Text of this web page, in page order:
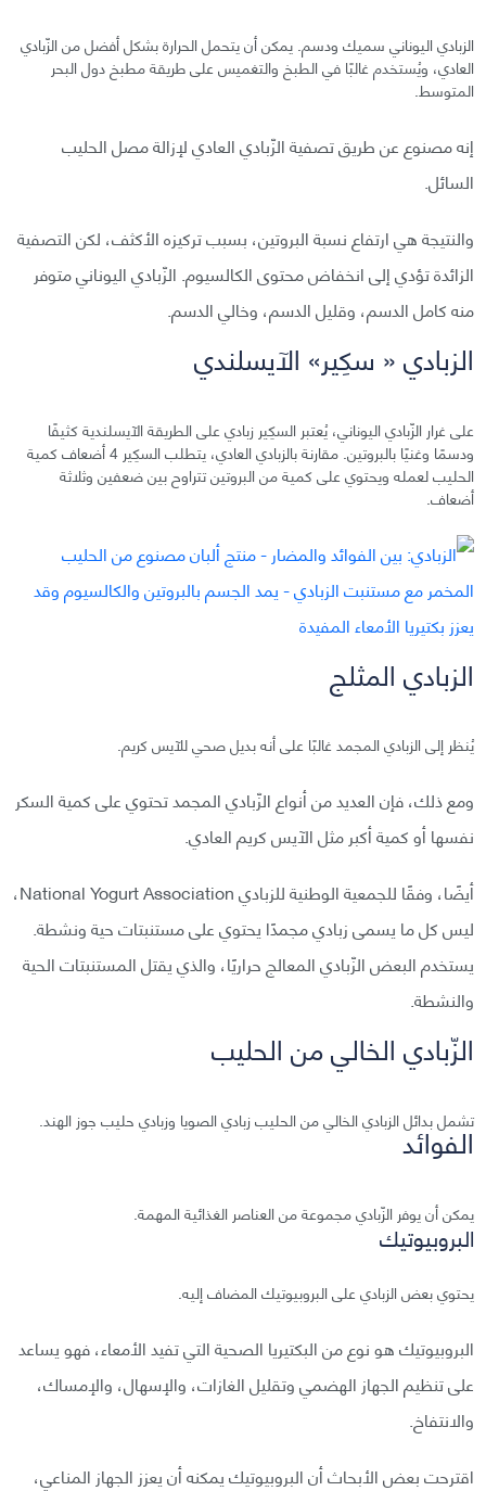
الزبادي اليوناني سميك ودسم. يمكن أن يتحمل الحرارة بشكل أفضل من الزّبادي
العادي، ويُستخدم غالبًا في الطبخ والتغميس على طريقة مطبخ دول البحر
المتوسط.
إنه مصنوع عن طريق تصفية الزّبادي العادي لإزالة مصل الحليب
السائل.
والنتيجة هي ارتفاع نسبة البروتين، بسبب تركيزه الأكثف، لكن التصفية
الزائدة تؤدي إلى انخفاض محتوى الكالسيوم. الزّبادي اليوناني متوفر
منه كامل الدسم، وقليل الدسم، وخالي الدسم.
الزبادي « سكِير» الآيسلندي
على غرار الزّبادي اليوناني، يُعتبر السكِير زبادي على الطريقة الآيسلندية كثيفًا
ودسمًا وغنيًا بالبروتين. مقارنة بالزبادي العادي، يتطلب السكِير 4 أضعاف كمية
الحليب لعمله ويحتوي على كمية من البروتين تتراوح بين ضعفين وثلاثة
أضعاف.
الزبادي المثلج
يُنظر إلى الزبادي المجمد غالبًا على أنه بديل صحي للآيس كريم.
ومع ذلك، فإن العديد من أنواع الزّبادي المجمد تحتوي على كمية السكر
نفسها أو كمية أكبر مثل الآيس كريم العادي.
أيضًا، وفقًا للجمعية الوطنية للزبادي National Yogurt Association،
ليس كل ما يسمى زبادي مجمدًا يحتوي على مستنبتات حية ونشطة.
يستخدم البعض الزّبادي المعالج حراريًا، والذي يقتل المستنبتات الحية
والنشطة.
الزّبادي الخالي من الحليب
تشمل بدائل الزبادي الخالي من الحليب زبادي الصويا وزبادي حليب جوز الهند.
الفوائد
يمكن أن يوفر الزّبادي مجموعة من العناصر الغذائية المهمة.
البروبيوتيك
يحتوي بعض الزبادي على البروبيوتيك المضاف إليه.
البروبيوتيك هو نوع من البكتيريا الصحية التي تفيد الأمعاء، فهو يساعد
على تنظيم الجهاز الهضمي وتقليل الغازات، والإسهال، والإمساك،
والانتفاخ.
اقترحت بعض الأبحاث أن البروبيوتيك يمكنه أن يعزز الجهاز المناعي،